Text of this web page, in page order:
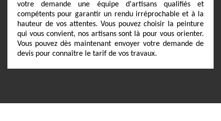
votre demande une équipe d'artisans qualifiés et
compétents pour garantir un rendu irréprochable et à la
hauteur de vos attentes. Vous pouvez choisir la peinture
qui vous convient, nos artisans sont là pour vous orienter.
Vous pouvez dès maintenant envoyer votre demande de
devis pour connaître le tarif de vos travaux.